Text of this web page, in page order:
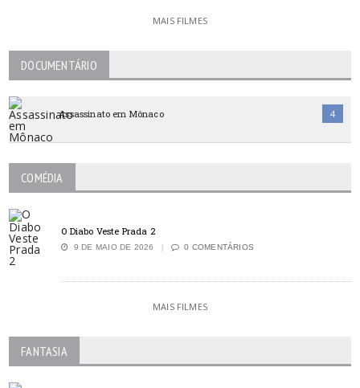
MAIS FILMES
DOCUMENTÁRIO
Assassinato em Mônaco 4
COMÉDIA
O Diabo Veste Prada 2
9 DE MAIO DE 2026 0 COMENTÁRIOS
MAIS FILMES
FANTASIA